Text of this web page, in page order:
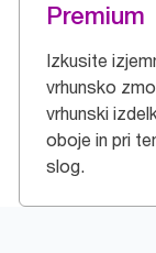
Premium
Izkusite
vrhunsko
vrhunski
oboje in pri
slog.